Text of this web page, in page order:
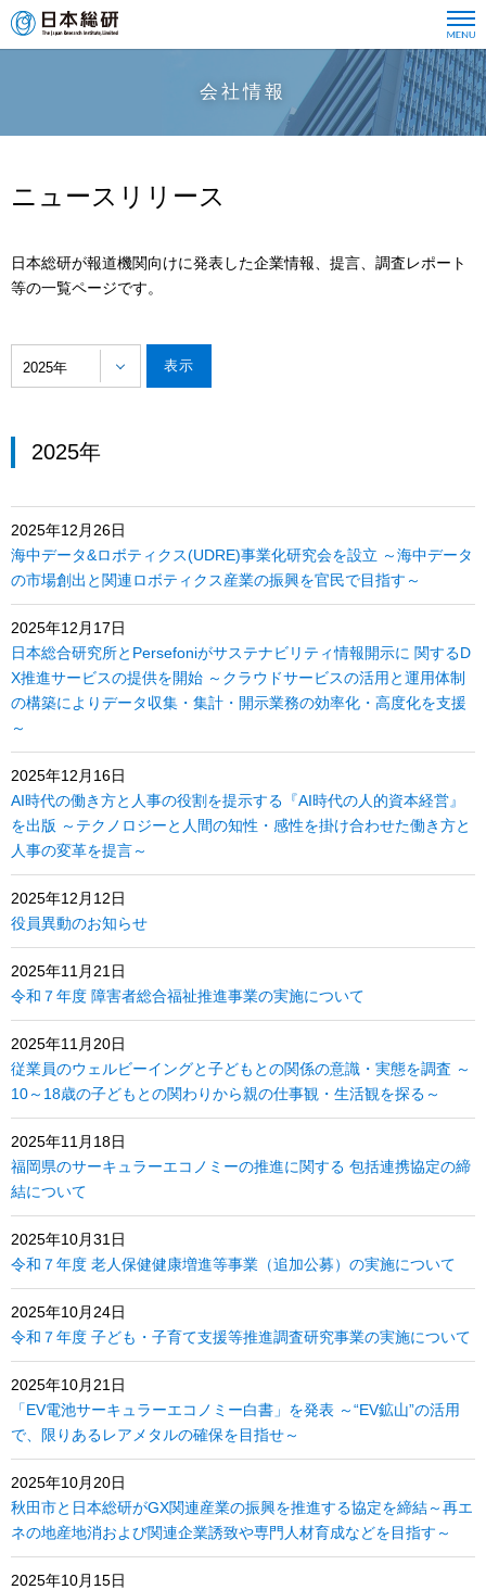
会社情報
ニュースリリース
日本総研が報道機関向けに発表した企業情報、提言、調査レポート
等の一覧ページです。
2025年
2025年
2025年12月26日
海中データ&ロボティクス(UDRE)事業化研究会を設立 ～海中データ
の市場創出と関連ロボティクス産業の振興を官民で目指す～
2025年12月17日
日本総合研究所とPersefoniがサステナビリティ情報開示に 関するD
X推進サービスの提供を開始 ～クラウドサービスの活用と運用体制
の構築によりデータ収集・集計・開示業務の効率化・高度化を支援
～
2025年12月16日
AI時代の働き方と人事の役割を提示する『AI時代の人的資本経営』
を出版 ～テクノロジーと人間の知性・感性を掛け合わせた働き方と
人事の変革を提言～
2025年12月12日
役員異動のお知らせ
2025年11月21日
令和７年度 障害者総合福祉推進事業の実施について
2025年11月20日
従業員のウェルビーイングと子どもとの関係の意識・実態を調査 ～
10～18歳の子どもとの関わりから親の仕事観・生活観を探る～
2025年11月18日
福岡県のサーキュラーエコノミーの推進に関する 包括連携協定の締
結について
2025年10月31日
令和７年度 老人保健健康増進等事業（追加公募）の実施について
2025年10月24日
令和７年度 子ども・子育て支援等推進調査研究事業の実施について
2025年10月21日
「EV電池サーキュラーエコノミー白書」を発表 ～“EV鉱山”の活用
で、限りあるレアメタルの確保を目指せ～
2025年10月20日
秋田市と日本総研がGX関連産業の振興を推進する協定を締結～再エ
ネの地産地消および関連企業誘致や専門人材育成などを目指す～
2025年10月15日